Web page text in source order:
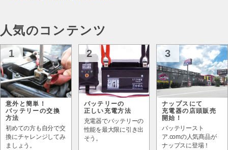
人気のコンテンツ
1
意外と簡単！
バッテリーの交換
方法
初めての方も自分で交
換にチャレンジしてみ
ましょう。
2
バッテリーの
正しい充電方法
充電器でバッテリーの
性能を最大限に引き出
そう。
3
ナップスにて
充電器の店頭販売
開始！
バッテリースト
ア.comの人気商品が
ナップスに登場！